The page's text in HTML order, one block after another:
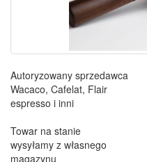
Autoryzowany sprzedawca
Wacaco, Cafelat, Flair
espresso i inni
Towar na stanie
wysyłamy z własnego
magazynu